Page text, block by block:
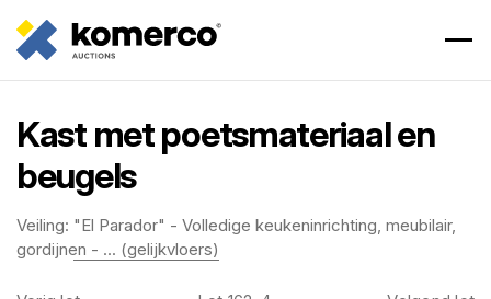
Kast met poetsmateriaal en
beugels
Veiling: "El Parador" - Volledige keukeninrichting, meubilair,
gordijnen - ... (gelijkvloers)